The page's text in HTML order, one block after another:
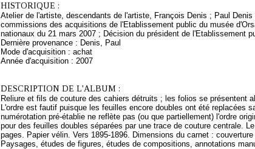
HISTORIQUE :
Atelier de l'artiste, descendants de l'artiste, François Denis ; Paul
commissions des acquisitions de l'Etablissement public du musée
nationaux du 21 mars 2007 ; Décision du président de l'Etablissement
Dernière provenance : Denis, Paul
Mode d'acquisition : achat
Année d'acquisition : 2007
DESCRIPTION DE L'ALBUM :
Reliure et fils de couture des cahiers détruits ; les folios se présentent
L'ordre est fautif puisque les feuilles encore doubles ont été replacées
numérotation pré-établie ne reflète pas (ou que partiellement) l'ordre
pour des feuilles doubles séparées par une trace de couture centrale.
pages. Papier vélin. Vers 1895-1896. Dimensions du carnet :
Paysages, études de figures, études de compositions, annotations